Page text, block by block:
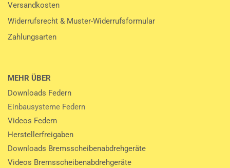
Versandkosten
Widerrufsrecht & Muster-Widerrufsformular
Zahlungsarten
MEHR ÜBER
Downloads Federn
Einbausysteme Federn
Videos Federn
Herstellerfreigaben
Downloads Bremsscheibenabdrehgeräte
Videos Bremsscheibenabdrehgeräte